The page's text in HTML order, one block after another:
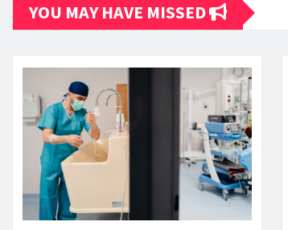
YOU MAY HAVE MISSED